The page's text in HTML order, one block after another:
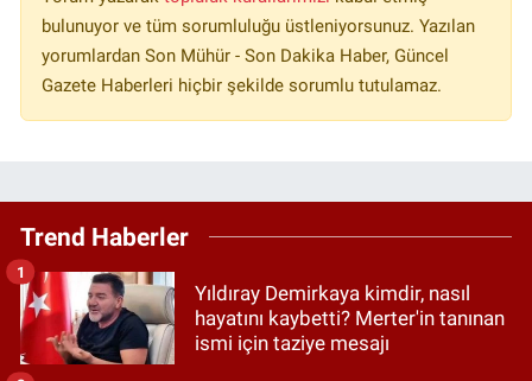
bulunuyor ve tüm sorumluluğu üstleniyorsunuz. Yazılan
yorumlardan Son Mühür - Son Dakika Haber, Güncel
Gazete Haberleri hiçbir şekilde sorumlu tutulamaz.
Trend Haberler
Yıldıray Demirkaya kimdir, nasıl
hayatını kaybetti? Merter'in tanınan
ismi için taziye mesajı
1